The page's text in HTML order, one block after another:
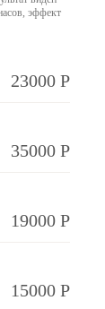
эффект
23000 Р
35000 Р
19000 Р
15000 Р